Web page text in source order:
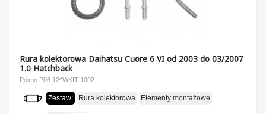
Rura kolektorowa Daihatsu Cuore 6 VI od 2003 do 03/2007
1.0 Hatchback
Polmo P06.12^WKIT-1002
Zestaw: Rura kolektorowa Elementy montażowe